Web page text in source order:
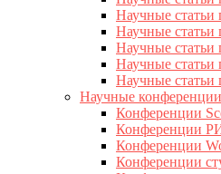
Научные
Научные статьи
Научные статьи
Научные
Научные статьи
Научные конференции
Конференции
Конференции
Конференции
Конференции